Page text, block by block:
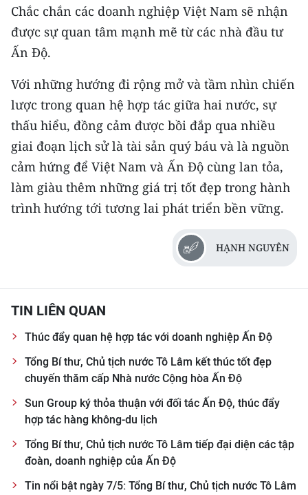
Chắc chắn các doanh nghiệp Việt Nam sẽ nhận
được sự quan tâm mạnh mẽ từ các nhà đầu tư
Ấn Độ.
Với những hướng đi rộng mở và tầm nhìn chiến
lược trong quan hệ hợp tác giữa hai nước, sự
thấu hiểu, đồng cảm được bồi đắp qua nhiều
giai đoạn lịch sử là tài sản quý báu và là nguồn
cảm hứng để Việt Nam và Ấn Độ cùng lan tỏa,
làm giàu thêm những giá trị tốt đẹp trong hành
trình hướng tới tương lai phát triển bền vững.
HẠNH NGUYÊN
TIN LIÊN QUAN
Thúc đẩy quan hệ hợp tác với doanh nghiệp Ấn Độ
Tổng Bí thư, Chủ tịch nước Tô Lâm kết thúc tốt đẹp
chuyến thăm cấp Nhà nước Cộng hòa Ấn Độ
Sun Group ký thỏa thuận với đối tác Ấn Độ, thúc đẩy
hợp tác hàng không-du lịch
Tổng Bí thư, Chủ tịch nước Tô Lâm tiếp đại diện các tập
đoàn, doanh nghiệp của Ấn Độ
Tin nổi bật ngày 7/5: Tổng Bí thư, Chủ tịch nước Tô Lâm